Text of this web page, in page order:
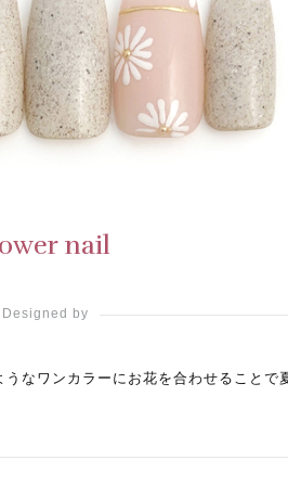
nail
Designed by
うなワンカラーにお花を合わせることで